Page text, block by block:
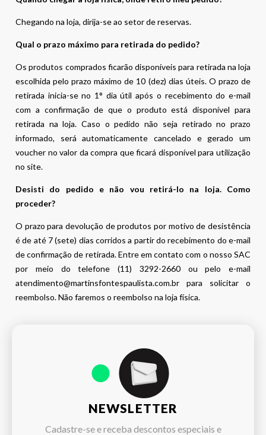
Chegando na loja, dirija-se ao setor de reservas.
Qual o prazo máximo para retirada do pedido?
Os produtos comprados ficarão disponíveis para retirada na loja
escolhida pelo prazo máximo de 10 (dez) dias úteis. O prazo de
retirada inicia-se no 1° dia útil após o recebimento do e-mail
com a confirmação de que o produto está disponível para
retirada na loja. Caso o pedido não seja retirado no prazo
informado, será automaticamente cancelado e gerado um
voucher no valor da compra que ficará disponível para utilização
no site.
Desisti do pedido e não vou retirá-lo na loja. Como
proceder?
O prazo para devolução de produtos por motivo de desistência
é de até 7 (sete) dias corridos a partir do recebimento do e-mail
de confirmação de retirada. Entre em contato com o nosso SAC
por meio do telefone (11) 3292-2660 ou pelo e-mail
atendimento@martinsfontespaulista.com.br para solicitar o
reembolso. Não faremos o reembolso na loja física.
NEWSLETTER
Cadastre-se e receba descontos especiais e